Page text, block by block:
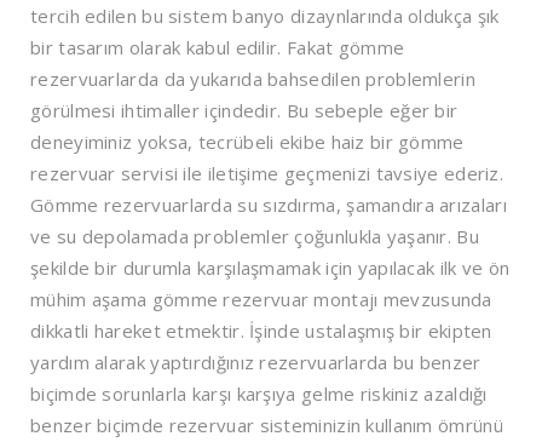
tercih edilen bu sistem banyo dizaynlarında oldukça şık
bir tasarım olarak kabul edilir. Fakat gömme
rezervuarlarda da yukarıda bahsedilen problemlerin
görülmesi ihtimaller içindedir. Bu sebeple eğer bir
deneyiminiz yoksa, tecrübeli ekibe haiz bir gömme
rezervuar servisi ile iletişime geçmenizi tavsiye ederiz.
Gömme rezervuarlarda su sızdırma, şamandıra arızaları
ve su depolamada problemler çoğunlukla yaşanır. Bu
şekilde bir durumla karşılaşmamak için yapılacak ilk ve ön
mühim aşama gömme rezervuar montajı mevzusunda
dikkatli hareket etmektir. İşinde ustalaşmış bir ekipten
yardım alarak yaptırdığınız rezervuarlarda bu benzer
biçimde sorunlarla karşı karşıya gelme riskiniz azaldığı
benzer biçimde rezervuar sisteminizin kullanım ömrünü